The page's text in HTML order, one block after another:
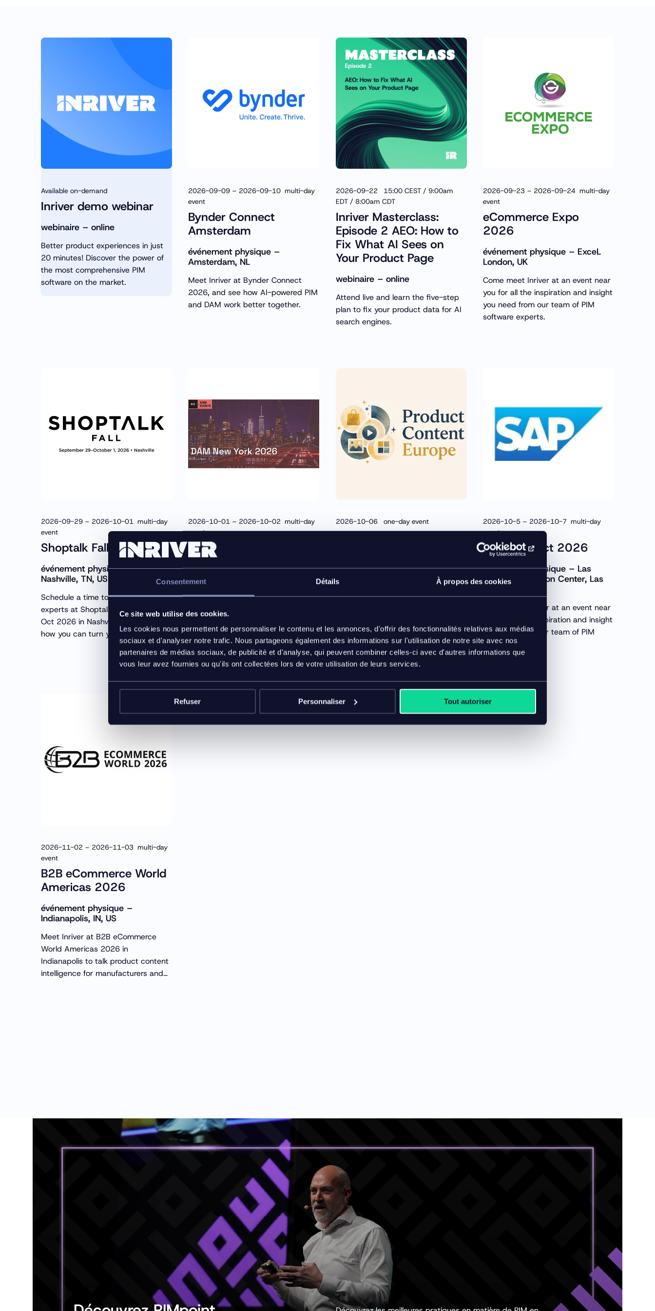
Consentement Détails À propos des cookies
Ce site web utilise des cookies.
Les cookies nous permettent de personnaliser le contenu et les annonces, d'offrir des fonctionnalités relatives aux médias
sociaux et d'analyser notre trafic. Nous partageons également des informations sur l'utilisation de notre site avec nos
partenaires de médias sociaux, de publicité et d'analyse, qui peuvent combiner celles-ci avec d'autres informations que
vous leur avez fournies ou qu'ils ont collectées lors de votre utilisation de leurs services.
Refuser Personnaliser Tout autoriser
Available on-demand
Inriver demo webinar
webinaire – online
Better product experiences in just
20 minutes! Discover the power of
the most comprehensive PIM
software on the market.
2026-09-09 – 2026-09-10 multi-day
event
Bynder Connect
Amsterdam
événement physique –
Amsterdam, NL
Meet Inriver at Bynder Connect
2026, and see how AI-powered PIM
and DAM work better together.
2026-09-22 15:00 CEST / 9:00am
EDT / 8:00am CDT
Inriver Masterclass:
Episode 2 AEO: How to
Fix What AI Sees on
Your Product Page
webinaire – online
Attend live and learn the five-step
plan to fix your product data for AI
search engines.
2026-09-23 – 2026-09-24 multi-day
event
eCommerce Expo
2026
événement physique – ExceL
London, UK
Come meet Inriver at an event near
you for all the inspiration and insight
you need from our team of PIM
software experts.
2026-09-29 – 2026-10-01 multi-day
event
Shoptalk Fall
événement physique –
Nashville, TN, US
Schedule a time to meet the Inriver
experts at Shoptalk Fall, 29 Sept-1
Oct 2026 in Nashville, TN. Learn
how you can turn your product data
into revenue opportunities.
2026-10-01 – 2026-10-02 multi-day
event
DAM New York &
PIM/PXM Day 2026
événement physique – New
York, NY, US
Meet Inriver at DAM New York &
PIM/PXM Day 2026 to see how
product content intelligence drives
digital commerce success for B2C
and B2B brands.
2026-10-06 one-day event
événement physique –
Nieuwegein, NL
Meet us at Europe's only event
data and product experience
management.
2026-10-5 – 2026-10-7 multi-day
event
SAP Connect 2026
événement physique – Las
Vegas Convention Center, Las
Come meet Inriver at an event near
you for all the inspiration and insight
you need from our team of PIM
software experts.
2026-11-02 – 2026-11-03 multi-day
event
B2B eCommerce World
Americas 2026
événement physique –
Indianapolis, IN, US
Meet Inriver at B2B eCommerce
World Americas 2026 in
Indianapolis to talk product content
intelligence for manufacturers and